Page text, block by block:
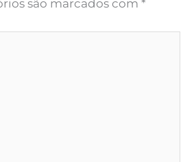
são marcados com *